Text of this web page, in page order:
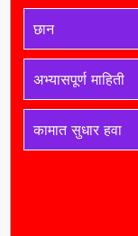
छान
अभ्यासपूर्ण माहिती
कामात सुधार हवा